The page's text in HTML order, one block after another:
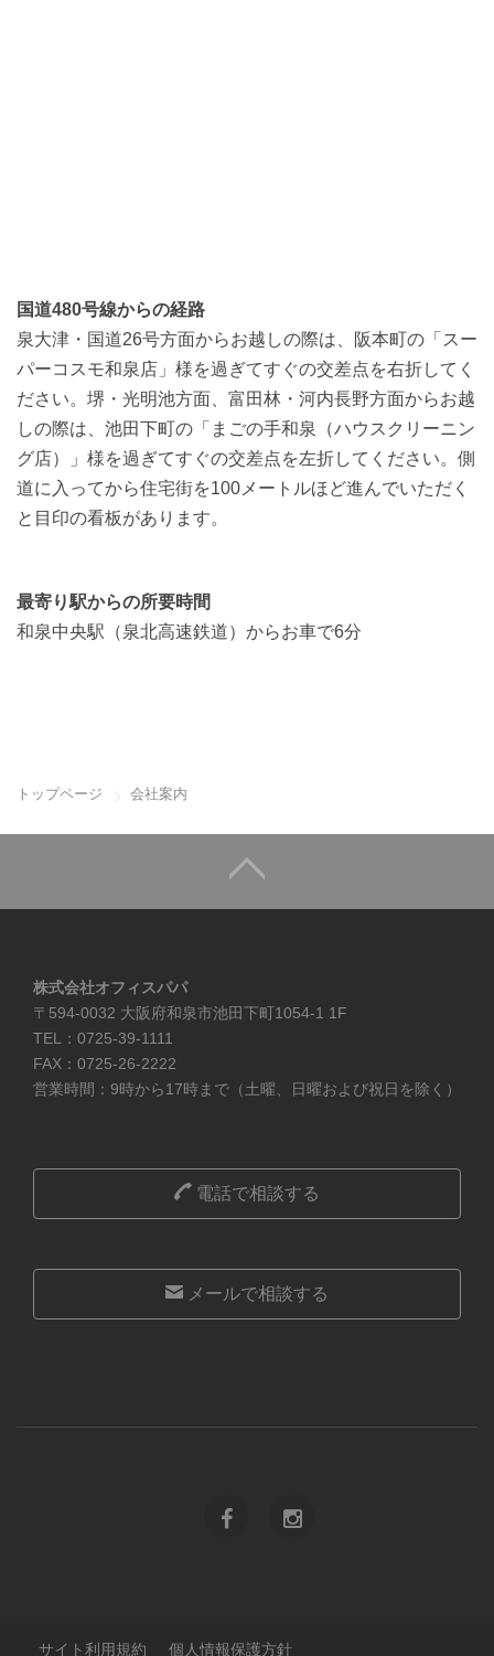
国道480号線からの経路
泉大津・国道26号方面からお越しの際は、阪本町の「スー
パーコスモ和泉店」様を過ぎてすぐの交差点を右折してく
ださい。堺・光明池方面、富田林・河内長野方面からお越
しの際は、池田下町の「まごの手和泉（ハウスクリーニン
グ店）」様を過ぎてすぐの交差点を左折してください。側
道に入ってから住宅街を100メートルほど進んでいただく
と目印の看板があります。
最寄り駅からの所要時間
和泉中央駅（泉北高速鉄道）からお車で6分
トップページ 会社案内
株式会社オフィスパパ
〒594-0032 大阪府和泉市池田下町1054-1 1F
TEL：0725-39-1111
FAX：0725-26-2222
営業時間：9時から17時まで（土曜、日曜および祝日を除く）
電話で相談する
メールで相談する
サイト利用規約 個人情報保護方針